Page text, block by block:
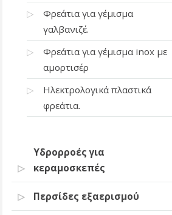
Φρεάτια για γέμισμα
γαλβανιζέ.
Φρεάτια για γέμισμα inox με
αμορτισέρ
Ηλεκτρολογικά πλαστικά
φρεάτια.
Υδρορροές για
κεραμοσκεπές
Περσίδες εξαερισμού